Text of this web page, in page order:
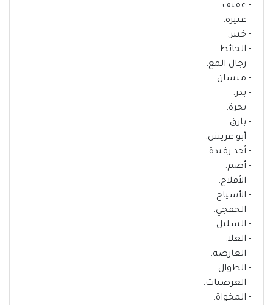
- عفيف.
- عنيزة.
- خيبر.
- الحائط.
- رجال المع.
- ميسان.
- بدر.
- بحرة.
- بارق.
- أبو عريش.
- أحد رفيدة.
- أضم.
- الأفلاج.
- الأسياح.
- الخفجي.
- السليل.
- العلا.
- العارضة.
- الطوال.
- العرضيات.
- المخواة.